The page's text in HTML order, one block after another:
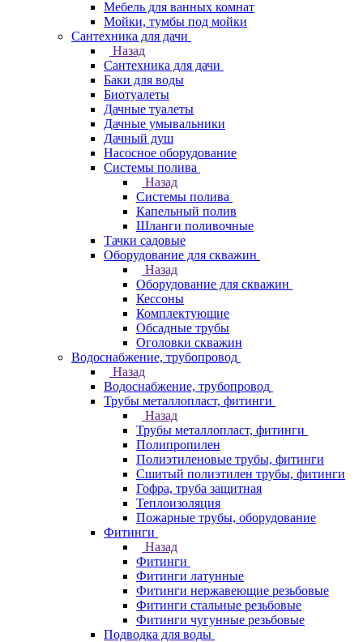
Мебель для ванных комнат
Мойки, тумбы под мойки
Сантехника для дачи
Назад
Сантехника для дачи
Баки для воды
Биотуалеты
Дачные туалеты
Дачные умывальники
Дачный душ
Насосное оборудование
Системы полива
Назад
Системы полива
Капельный полив
Шланги поливочные
Тачки садовые
Оборудование для скважин
Назад
Оборудование для скважин
Кессоны
Комплектующие
Обсадные трубы
Оголовки скважин
Водоснабжение, трубопровод
Назад
Водоснабжение, трубопровод
Трубы металлопласт, фитинги
Назад
Трубы металлопласт, фитинги
Полипропилен
Полиэтиленовые трубы, фитинги
Сшитый полиэтилен трубы, фитинги
Гофра, труба защитная
Теплоизоляция
Пожарные трубы, оборудование
Фитинги
Назад
Фитинги
Фитинги латунные
Фитинги нержавеющие резьбовые
Фитинги стальные резьбовые
Фитинги чугунные резьбовые
Подводка для воды